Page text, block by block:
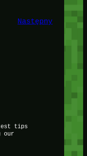
Następny
tips
our